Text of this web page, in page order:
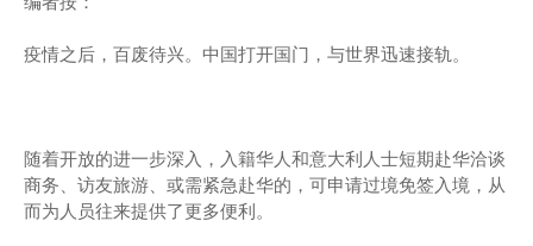
疫情之后，百废待兴。中国打开国门，与世界迅速接轨。
随着开放的进一步深入，入籍华人和意大利人士短期赴华洽谈
商务、访友旅游、或需紧急赴华的，可申请过境免签入境，从
而为人员往来提供了更多便利。